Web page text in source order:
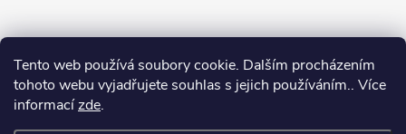
Tento web používá soubory cookie. Dalším procházením
tohoto webu vyjadřujete souhlas s jejich používáním.. Více
informacízde.